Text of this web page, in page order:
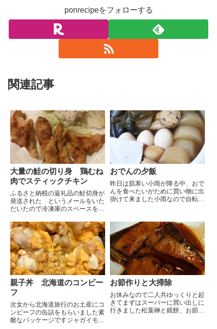
ponrecipeをフォローする
関連記事
大量の鮭の切り身 鶏むね
肉でスティックチキン
ふるさと納税の返礼品の鮭切身が
発送された というメールをいた
だいたので冷凍庫のスペースを空
油、すりおろしニンニクと生姜に
漬け込んで（一晩程）米粉をまぶ
し揚げ焼きにしました細長く切る
ので味も染み込み胸肉なのでし
つ...
おでんの夕飯
昨日は肌寒い小雨が降る中、おで
んを食べたいがために買い物に出
掛けて来ました小雨なので自転車
向かう途中の川で鴨を発見このと
ころ川沿いで工事が始まったせい
かずっと姿をみていなかったの
で...
親子丼 北海道のコンビー
フ
次女から北海道旅行のお土産にコ
ンビーフの缶詰をもらいました素
敵なパッケージですジャガイモと
お節作りと大掃除
お休みなので二人共ゆっくりと起
きてまずはスーパーに買い出しに
行きました松葉榊と鏡餅、お節作